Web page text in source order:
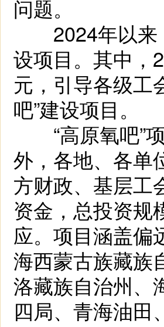
问题。
2024年以来
设项目。其中，
元，引导各级工
吧”建设项目。
“高原氧吧”项
外，各地、各单
方财政、基层工
资金，总投资规
应。项目涵盖偏
海西蒙古族藏族
洛藏族自治州、
四局、青海油田